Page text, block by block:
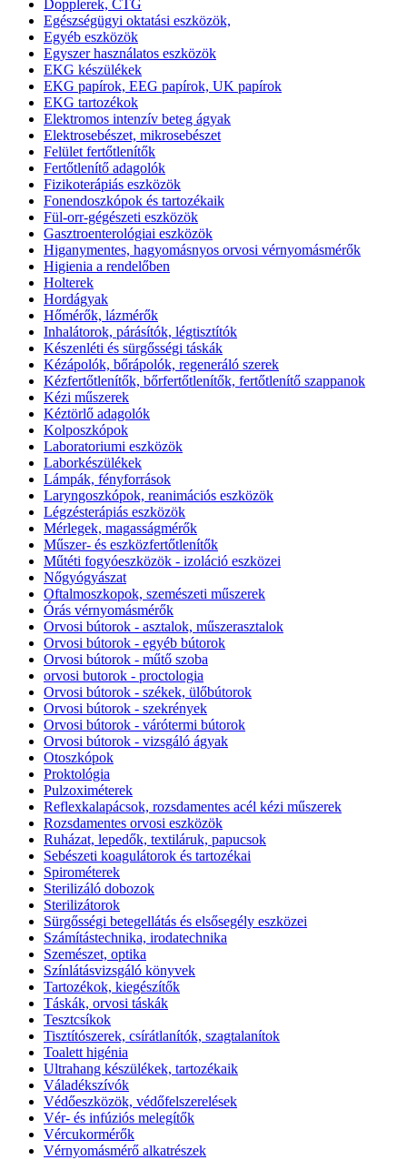
Dopplerek, CTG
Egészségügyi oktatási eszközök,
Egyéb eszközök
Egyszer használatos eszközök
EKG készülékek
EKG papírok, EEG papírok, UK papírok
EKG tartozékok
Elektromos intenzív beteg ágyak
Elektrosebészet, mikrosebészet
Felület fertőtlenítők
Fertőtlenítő adagolók
Fizikoterápiás eszközök
Fonendoszkópok és tartozékaik
Fül-orr-gégészeti eszközök
Gasztroenterológiai eszközök
Higanymentes, hagyomásnyos orvosi vérnyomásmérők
Higienia a rendelőben
Holterek
Hordágyak
Hőmérők, lázmérők
Inhalátorok, párásítók, légtisztítók
Készenléti és sürgősségi táskák
Kézápolók, bőrápolók, regeneráló szerek
Kézfertőtlenítők, bőrfertőtlenítők, fertőtlenítő szappanok
Kézi műszerek
Kéztörlő adagolók
Kolposzkópok
Laboratoriumi eszközök
Laborkészülékek
Lámpák, fényforrások
Laryngoszkópok, reanimációs eszközök
Légzésterápiás eszközök
Mérlegek, magasságmérők
Műszer- és eszközfertőtlenítők
Műtéti fogyóeszközök - izoláció eszközei
Nőgyógyászat
Oftalmoszkopok, szemészeti műszerek
Órás vérnyomásmérők
Orvosi bútorok - asztalok, műszerasztalok
Orvosi bútorok - egyéb bútorok
Orvosi bútorok - műtő szoba
orvosi butorok - proctologia
Orvosi bútorok - székek, ülőbútorok
Orvosi bútorok - szekrények
Orvosi bútorok - várótermi bútorok
Orvosi bútorok - vizsgáló ágyak
Otoszkópok
Proktológia
Pulzoximéterek
Reflexkalapácsok, rozsdamentes acél kézi műszerek
Rozsdamentes orvosi eszközök
Ruházat, lepedők, textiláruk, papucsok
Sebészeti koagulátorok és tartozékai
Spirométerek
Sterilizáló dobozok
Sterilizátorok
Sürgősségi betegellátás és elsősegély eszközei
Számítástechnika, irodatechnika
Szemészet, optika
Színlátásvizsgáló könyvek
Tartozékok, kiegészítők
Táskák, orvosi táskák
Tesztcsíkok
Tisztítószerek, csírátlanítók, szagtalanítok
Toalett higénia
Ultrahang készülékek, tartozékaik
Váladékszívók
Védőeszközök, védőfelszerelések
Vér- és infúziós melegítők
Vércukormérők
Vérnyomásmérő alkatrészek